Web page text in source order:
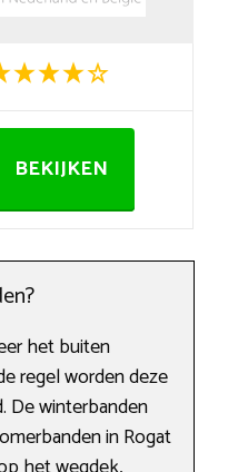
BEKIJKEN
het buiten
regel worden deze
De winterbanden
in Rogat